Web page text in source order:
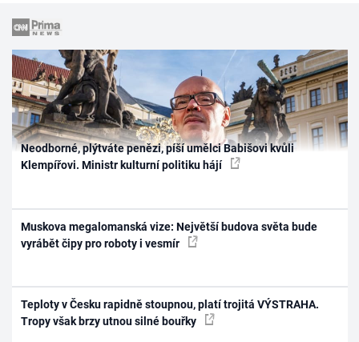
Neodborné, plýtváte penězi, píší umělci Babišovi kvůli
Klempířovi. Ministr kulturní politiku hájí
Muskova megalomanská vize: Největší budova světa bude
vyrábět čipy pro roboty i vesmír
Teploty v Česku rapidně stoupnou, platí trojitá VÝSTRAHA.
Tropy však brzy utnou silné bouřky